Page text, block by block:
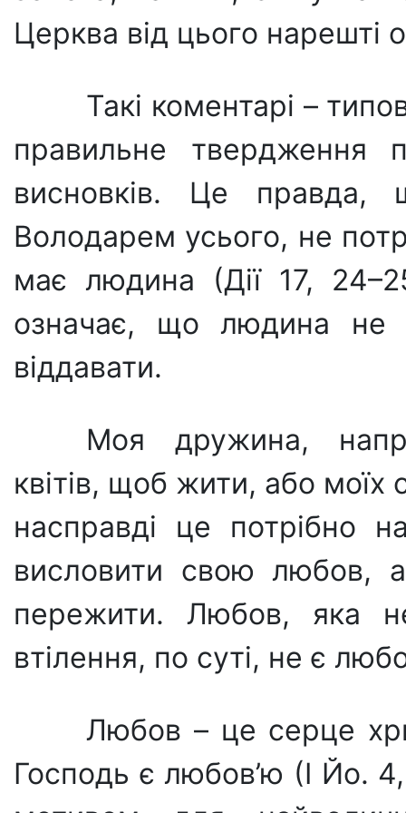
Церква від цього на­решті
Такі коментарі –
правильне твердження
висновків. Це
Володарем усього, не
має людина (Дії 17,
означає, що людина не
віддавати.
Моя дружина,
квітів, щоб жити, або моїх
насправді це потрібно
висловити свою
пережити. Любов, яка
втілення, по суті, не є
Любов – це серце
Господь є любов’ю (І Йо.